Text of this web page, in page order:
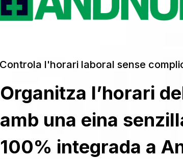
Controla l'horari laboral sense
Organitza l’horari
amb una eina
100% integrada a